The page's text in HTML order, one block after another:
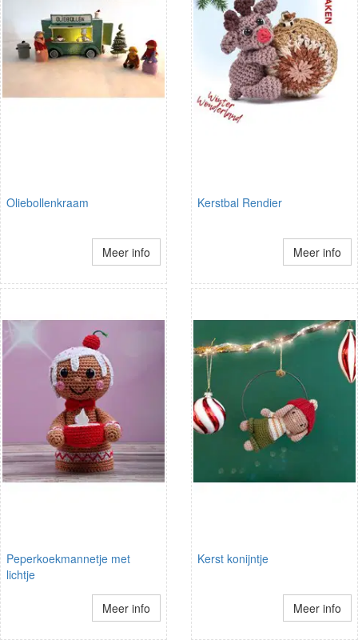
Oliebollenkraam
Meer info
Kerstbal Rendier
Meer info
Peperkoekmannetje met
lichtje
Meer info
Kerst konijntje
Meer info